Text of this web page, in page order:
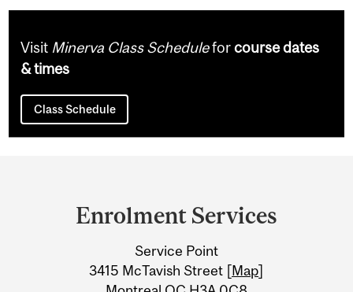
Visit Minerva Class Scheduleforcourse dates
& times
Class Schedule
Information
Enrolment Services
Service Point
3415 McTavish Street [Map]